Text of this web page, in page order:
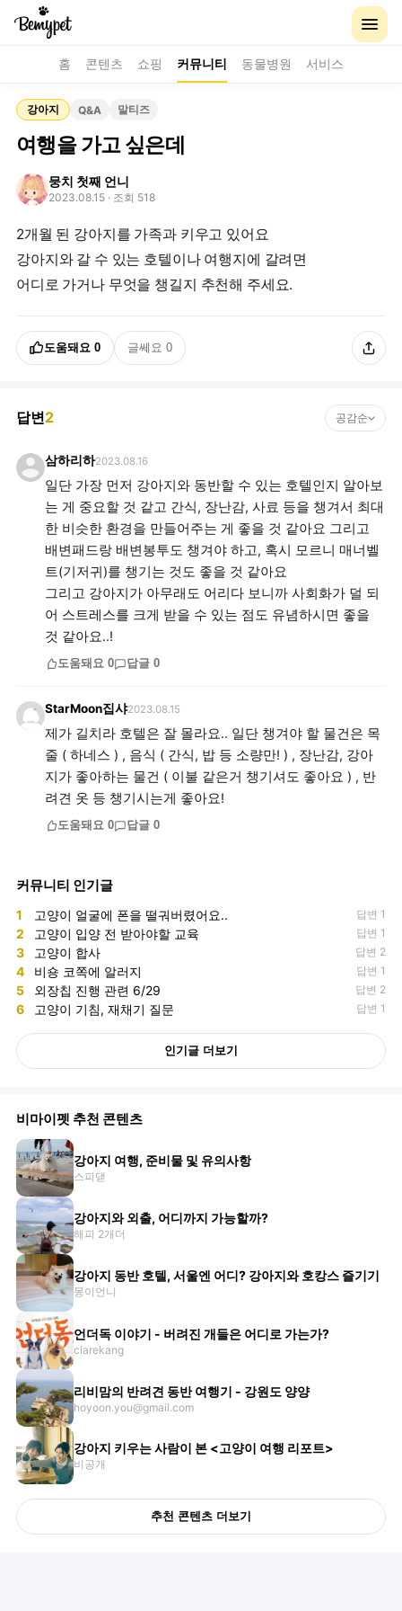
홈 콘텐츠 쇼핑 커뮤니티 동물병원 서비스
강아지 Q&A 말티즈
여행을 가고 싶은데
뭉치 첫째 언니
2023.08.15 · 조회 518
2개월 된 강아지를 가족과 키우고 있어요
강아지와 갈 수 있는 호텔이나 여행지에 갈려면
어디로 가거나 무엇을 챙길지 추천해 주세요.
도움돼요 0 글쎄요 0
답변2 공감순
삼하리하2023.08.16
일단 가장 먼저 강아지와 동반할 수 있는 호텔인지 알아보
는 게 중요할 것 같고 간식, 장난감, 사료 등을 챙겨서 최대
한 비슷한 환경을 만들어주는 게 좋을 것 같아요 그리고
배변패드랑 배변봉투도 챙겨야 하고, 혹시 모르니 매너벨
트(기저귀)를 챙기는 것도 좋을 것 같아요
그리고 강아지가 아무래도 어리다 보니까 사회화가 덜 되
어 스트레스를 크게 받을 수 있는 점도 유념하시면 좋을
것 같아요..!
도움돼요 0 답글 0
StarMoon집샤2023.08.15
제가 길치라 호텔은 잘 몰라요.. 일단 챙겨야 할 물건은 목
줄 ( 하네스 ) , 음식 ( 간식, 밥 등 소량만! ) , 장난감, 강아
지가 좋아하는 물건 ( 이불 같은거 챙기셔도 좋아요 ) , 반
려견 옷 등 챙기시는게 좋아요!
도움돼요 0 답글 0
커뮤니티 인기글
1 고양이 얼굴에 폰을 떨궈버렸어요.. 답변 1
2 고양이 입양 전 받아야할 교육 답변 1
3 고양이 합사 답변 2
4 비숑 코쪽에 알러지 답변 1
5 외장칩 진행 관련 6/29 답변 2
6 고양이 기침, 재채기 질문 답변 1
인기글 더보기
비마이펫 추천 콘텐츠
강아지 여행, 준비물 및 유의사항
스피댇
강아지와 외출, 어디까지 가능할까?
해피 2개더
강아지 동반 호텔, 서울엔 어디? 강아지와 호캉스 즐기기
몽이언니
언더독 이야기 - 버려진 개들은 어디로 가는가?
clarekang
리비맘의 반려견 동반 여행기 - 강원도 양양
hoyoon.you@gmail.com
강아지 키우는 사람이 본 <고양이 여행 리포트>
비공개
추천 콘텐츠 더보기